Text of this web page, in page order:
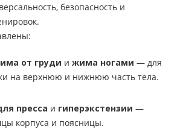
безопасность и
от груди и жима ногами — для
на верхнюю и нижнюю часть тела.
пресса и гиперэкстензии —
корпуса и поясницы.